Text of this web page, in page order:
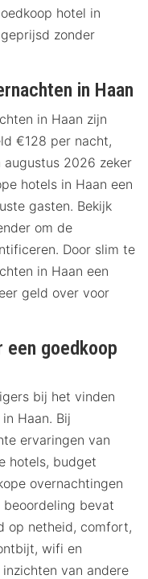
hotel in
zonder
in Haan
in Haan zijn
€128 per nacht,
2026 zeker
hotels in Haan een
gasten. Bekijk
om de
Door slim te
in Haan een
geld over voor
een goedkoop
bij het vinden
Haan. Bij
ervaringen van
hotels, budget
overnachtingen
beoordeling bevat
op netheid, comfort,
wifi en
van andere